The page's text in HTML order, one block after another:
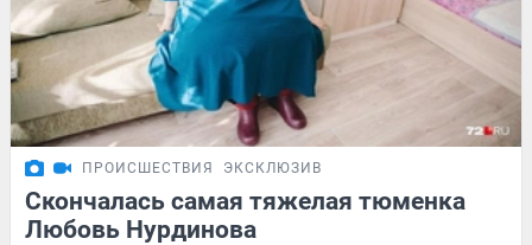
ПРОИСШЕСТВИЯ ЭКСКЛЮЗИВ
Скончалась самая тяжелая тюменка
Любовь Нурдинова